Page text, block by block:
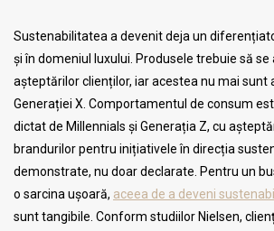
Sustenabilitatea a devenit deja un
și în domeniul luxului. Produsele trebuie să
așteptărilor clienților, iar acestea nu mai sunt
Generației X. Comportamentul de consum
dictat de Millennials și Generația Z, cu
brandurilor pentru inițiativele în direcția
demonstrate, nu doar declarate. Pentru un
o sarcina ușoară, aceea de a deveni sustenabil
sunt tangibile. Conform studiilor Nielsen,